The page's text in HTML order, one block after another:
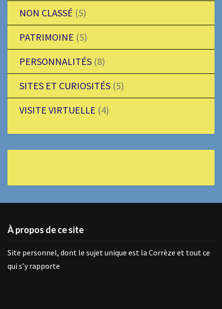
NON CLASSÉ (5)
PATRIMOINE (5)
PERSONNALITÉS (8)
SITES ET CURIOSITÉS (5)
VISITE VIRTUELLE (4)
À propos de ce site
Site personnel, dont le sujet unique est la Corrèze et tout ce
qui s’y rapporte